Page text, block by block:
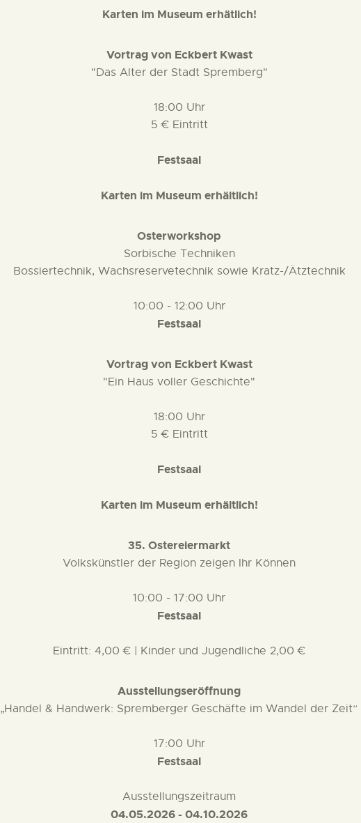
Karten im Museum erhätlich!
Vortrag von Eckbert Kwast
"Das Alter der Stadt Spremberg"
18:00 Uhr
5 € Eintritt
Festsaal
Karten im Museum erhältlich!
Osterworkshop
Sorbische Techniken
Bossiertechnik, Wachsreservetechnik sowie Kratz-/Ätztechnik
10:00 - 12:00 Uhr
Festsaal
Vortrag von Eckbert Kwast
"Ein Haus voller Geschichte"
18:00 Uhr
5 € Eintritt
Festsaal
Karten im Museum erhältlich!
35. Ostereiermarkt
Volkskünstler der Region zeigen Ihr Können
10:00 - 17:00 Uhr
Festsaal
Eintritt: 4,00 € | Kinder und Jugendliche 2,00 €
Ausstellungseröffnung
„Handel & Handwerk: Spremberger Geschäfte im Wandel der Zeit“
17:00 Uhr
Festsaal
Ausstellungszeitraum
04.05.2026 - 04.10.2026